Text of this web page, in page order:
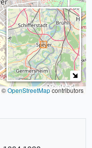
©OpenStreetMapcontributors